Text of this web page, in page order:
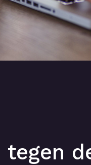
tegen